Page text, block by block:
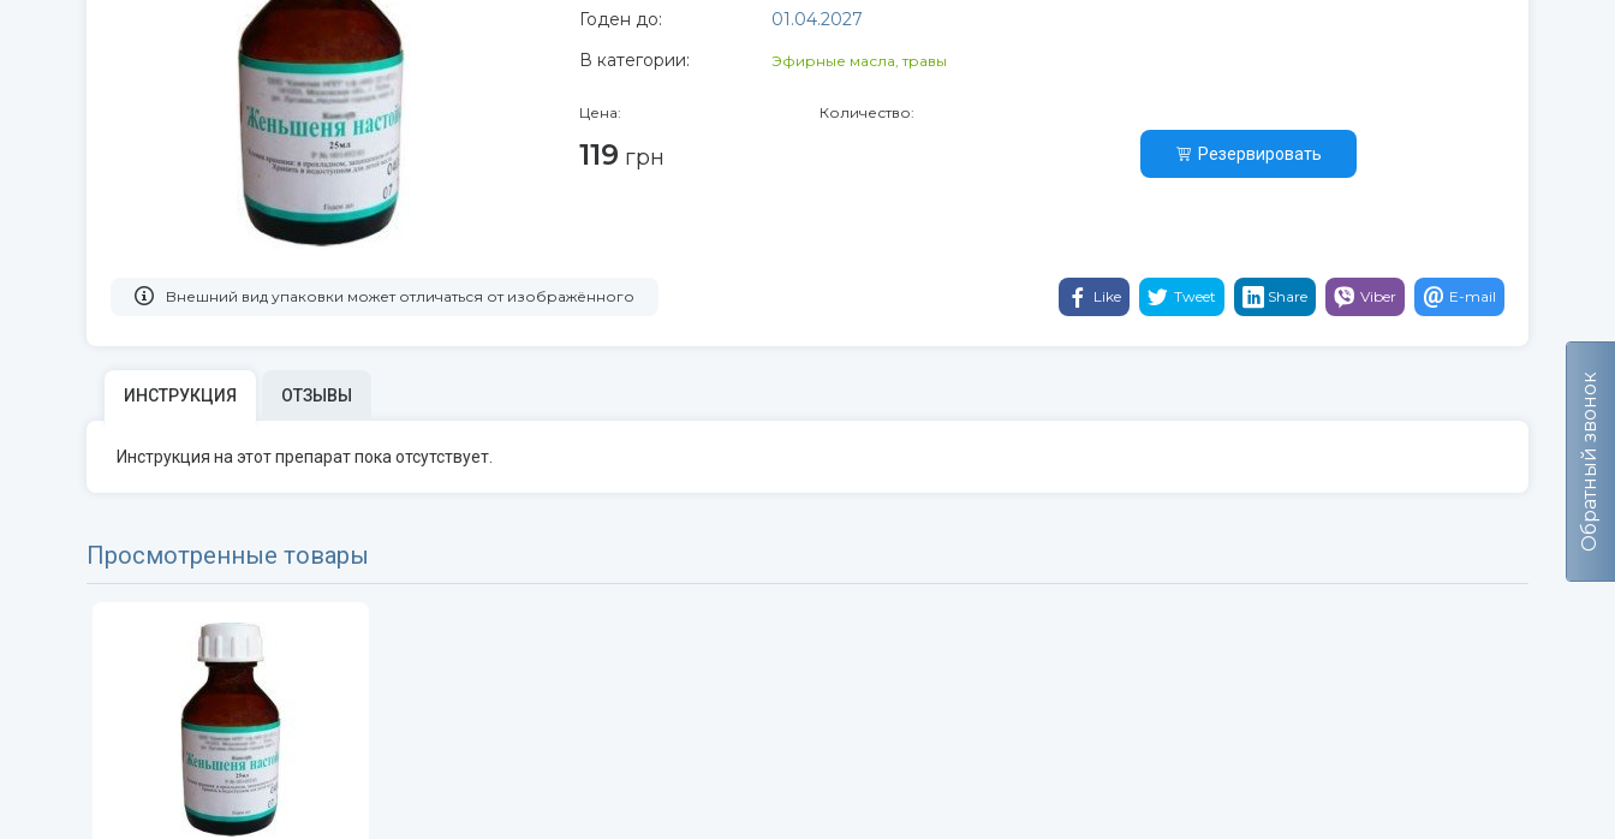
Годен до:
01.04.2027
В категории:
Эфирные масла, травы
Цена:
119 грн
Количество:
Резервировать
Bнешний вид упаковки может отличаться от изображённого Like Tweet Share Viber E-mail
ИНСТРУКЦИЯ ОТЗЫВЫ
Инструкция на этот препарат пока отсутствует.
Просмотренные товары
Обратный звонок